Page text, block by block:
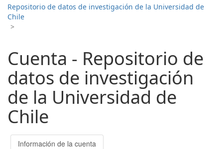
Repositorio de datos de investigación de la Universidad de
Chile
>
Cuenta - Repositorio de
datos de investigación
de la Universidad de
Chile
Información de la cuenta